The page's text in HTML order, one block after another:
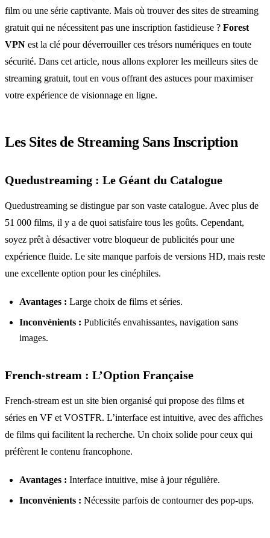
film ou une série captivante. Mais où trouver des sites de streaming
gratuit qui ne nécessitent pas une inscription fastidieuse ? Forest
VPN est la clé pour déverrouiller ces trésors numériques en toute
sécurité. Dans cet article, nous allons explorer les meilleurs sites de
streaming gratuit, tout en vous offrant des astuces pour maximiser
votre expérience de visionnage en ligne.
Les Sites de Streaming Sans Inscription
Quedustreaming : Le Géant du Catalogue
Quedustreaming se distingue par son vaste catalogue. Avec plus de
51 000 films, il y a de quoi satisfaire tous les goûts. Cependant,
soyez prêt à désactiver votre bloqueur de publicités pour une
expérience fluide. Le site manque parfois de versions HD, mais reste
une excellente option pour les cinéphiles.
Avantages : Large choix de films et séries.
Inconvénients : Publicités envahissantes, navigation sans
images.
French-stream : L’Option Française
French-stream est un site bien organisé qui propose des films et
séries en VF et VOSTFR. L’interface est intuitive, avec des affiches
de films qui facilitent la recherche. Un choix solide pour ceux qui
préfèrent le contenu francophone.
Avantages : Interface intuitive, mise à jour régulière.
Inconvénients : Nécessite parfois de contourner des pop-ups.